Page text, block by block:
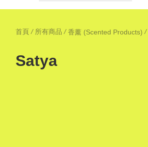
首頁 / 所有商品 / 香薰 (Scented Products) /
Satya